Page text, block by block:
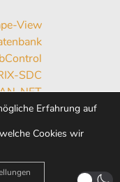
View
SDC
NET
Hub
» Wetter
Erfahrung auf
Cookies wir